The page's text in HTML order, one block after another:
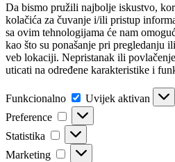
Da bismo pružili najbolje iskustvo,
kolačića za čuvanje i/ili pristup
sa ovim tehnologijama će nam
kao što su ponašanje pri pregledanju
veb lokaciji. Nepristanak ili
uticati na određene karakteristike i
Funkcionalno Funkcionalno
Uvijek aktivan
Preference
Preference
Statistika Statistika
Marketing Marketing